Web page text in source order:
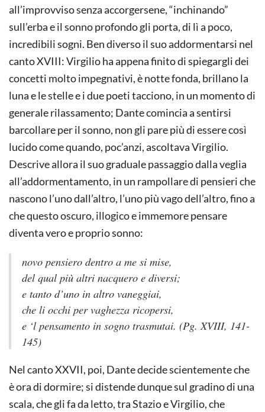
all’improvviso senza accorgersene, “inchinando”
sull’erba e il sonno profondo gli porta, di lì a poco,
incredibili sogni. Ben diverso il suo addormentarsi nel
canto XVIII: Virgilio ha appena finito di spiegargli dei
concetti molto impegnativi, è notte fonda, brillano la
luna e le stelle e i due poeti tacciono, in un momento di
generale rilassamento; Dante comincia a sentirsi
barcollare per il sonno, non gli pare più di essere così
lucido come quando, poc’anzi, ascoltava Virgilio.
Descrive allora il suo graduale passaggio dalla veglia
all’addormentamento, in un rampollare di pensieri che
nascono l’uno dall’altro, l’uno più vago dell’altro, fino a
che questo oscuro, illogico e immemore pensare
diventa vero e proprio sonno:
novo pensiero dentro a me si mise,
del qual più altri nacquero e diversi;
e tanto d’uno in altro vaneggiai,
che li occhi per vaghezza ricopersi,
e ‘l pensamento in sogno trasmutai. (Pg. XVIII, 141-
145)
Nel canto XXVII, poi, Dante decide scientemente che
è ora di dormire; si distende dunque sul gradino di una
scala, che gli fa da letto, tra Stazio e Virgilio, che